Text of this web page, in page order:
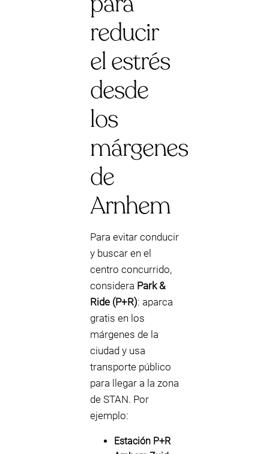
reducir
el estrés
desde
los
márgenes
de
Arnhem
Para evitar conducir
y buscar en el
centro concurrido,
considera Park &
Ride (P+R): aparca
gratis en los
márgenes de la
ciudad y usa
transporte público
para llegar a la zona
de STAN. Por
ejemplo:
Estación P+R